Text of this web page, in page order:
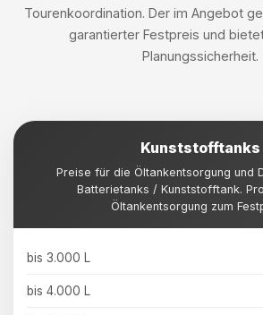
Tourenkoordination. Der im Angebot
garantierter Festpreis und
Planungssicherheit.
Kunststofftanks
Preise für die Öltankentsorgung und
Batterietanks / Kunststofftank.
Öltankentsorgung zum
bis 3.000 L
bis 4.000 L